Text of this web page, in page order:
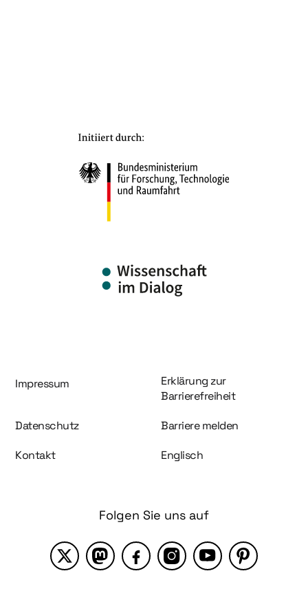
Information und Service
Impressum
Erklärung zur
Barrierefreiheit
Datenschutz Barriere melden
Kontakt Englisch
Folgen Sie uns auf